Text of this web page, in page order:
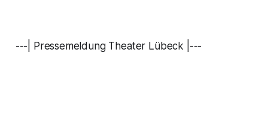
---| Pressemeldung Theater Lübeck |---